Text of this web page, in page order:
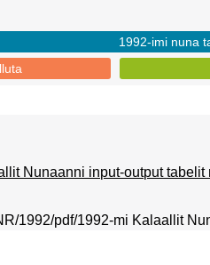
1992-imi nuna
Nunaanni input-output
1992/pdf/1992-mi Kalaallit